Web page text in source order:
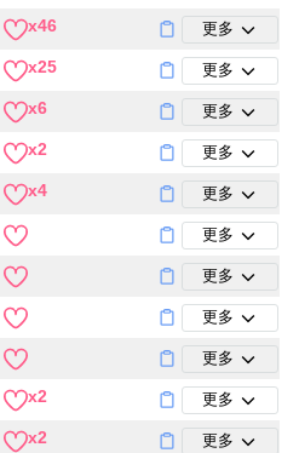
易經六四卦象
清除全部分類
搜尋
x46 更多
x25 更多
x6 更多
x2 更多
x4 更多
更多
更多
更多
更多
x2 更多
x2 更多